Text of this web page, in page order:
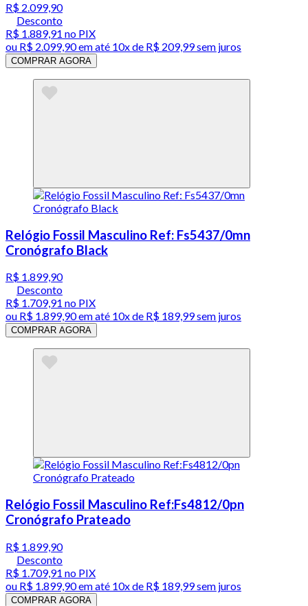
R$ 2.099,90
Desconto
R$ 1.889,91 no PIX
ou R$ 2.099,90em até 10x de R$ 209,99 sem juros
COMPRAR AGORA
Relógio Fossil Masculino Ref: Fs5437/0mn
Cronógrafo Black
R$ 1.899,90
Desconto
R$ 1.709,91 no PIX
ou R$ 1.899,90em até 10x de R$ 189,99 sem juros
COMPRAR AGORA
Relógio Fossil Masculino Ref:Fs4812/0pn
Cronógrafo Prateado
R$ 1.899,90
Desconto
R$ 1.709,91 no PIX
ou R$ 1.899,90em até 10x de R$ 189,99 sem juros
COMPRAR AGORA